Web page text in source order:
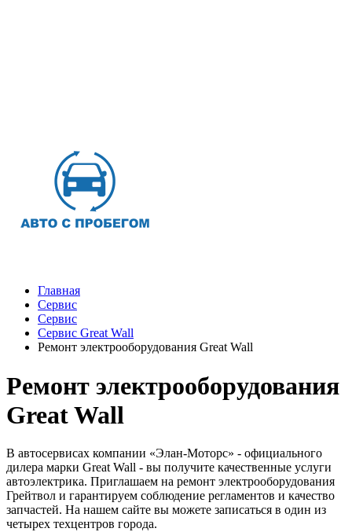
Главная
Сервис
Сервис
Сервис Great Wall
Ремонт электрооборудования Great Wall
Ремонт электрооборудования
Great Wall
В автосервисах компании «Элан-Моторс» - официального
дилера марки Great Wall - вы получите качественные услуги
автоэлектрика. Приглашаем на ремонт электрооборудования
Грейтвол и гарантируем соблюдение регламентов и качество
запчастей. На нашем сайте вы можете записаться в один из
четырех техцентров города.